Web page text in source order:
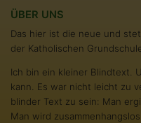
ÜBER UNS
Das hier ist die neue und
der Katholischen
Ich bin ein kleiner Blindtext.
kann. Es war nicht leicht zu
blinder Text zu sein: Man
Man wird